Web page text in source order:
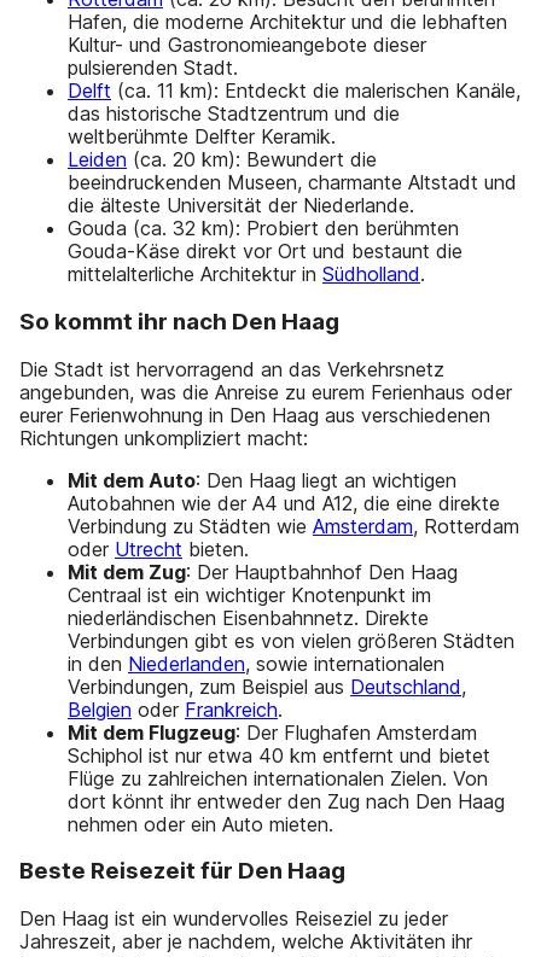
Hafen, die moderne Architektur und die lebhaften
Kultur- und Gastronomieangebote dieser
pulsierenden Stadt.
Delft (ca. 11 km): Entdeckt die malerischen Kanäle,
das historische Stadtzentrum und die
weltberühmte Delfter Keramik.
Leiden (ca. 20 km): Bewundert die
beeindruckenden Museen, charmante Altstadt und
die älteste Universität der Niederlande.
Gouda (ca. 32 km): Probiert den berühmten
Gouda-Käse direkt vor Ort und bestaunt die
mittelalterliche Architektur in Südholland.
So kommt ihr nach Den Haag
Die Stadt ist hervorragend an das Verkehrsnetz
angebunden, was die Anreise zu eurem Ferienhaus oder
eurer Ferienwohnung in Den Haag aus verschiedenen
Richtungen unkompliziert macht:
Mit dem Auto: Den Haag liegt an wichtigen
Autobahnen wie der A4 und A12, die eine direkte
Verbindung zu Städten wie Amsterdam, Rotterdam
oder Utrecht bieten.
Mit dem Zug: Der Hauptbahnhof Den Haag
Centraal ist ein wichtiger Knotenpunkt im
niederländischen Eisenbahnnetz. Direkte
Verbindungen gibt es von vielen größeren Städten
in den Niederlanden, sowie internationalen
Verbindungen, zum Beispiel aus Deutschland,
Belgien oder Frankreich.
Mit dem Flugzeug: Der Flughafen Amsterdam
Schiphol ist nur etwa 40 km entfernt und bietet
Flüge zu zahlreichen internationalen Zielen. Von
dort könnt ihr entweder den Zug nach Den Haag
nehmen oder ein Auto mieten.
Beste Reisezeit für Den Haag
Den Haag ist ein wundervolles Reiseziel zu jeder
Jahreszeit, aber je nachdem, welche Aktivitäten ihr